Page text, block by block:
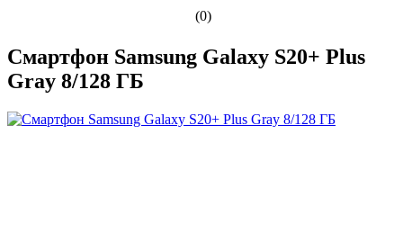
(0)
Смартфон Samsung Galaxy S20+ Plus
Gray 8/128 ГБ